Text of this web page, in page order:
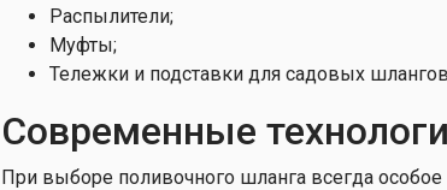
Распылители;
Муфты;
Тележки и подставки для садовых
Современные
При выборе поливочного шланга всегда